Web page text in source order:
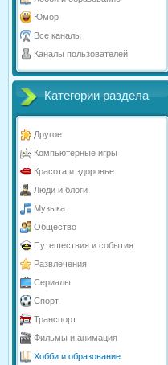
Юмор
Все каналы
Каналы пользователей
Категории раздела
Другое
Компьютерные игры
Красота и здоровье
Люди и блоги
Музыка
Общество
Путешествия и события
Развлечения
Сериалы
Спорт
Транспорт
Фильмы и анимация
Хобби и образование